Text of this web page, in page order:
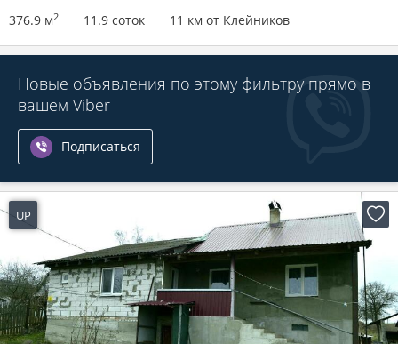
376.9 м2 11.9 соток 11 км от Клейников
Новые объявления по этому фильтру прямо в
вашем Viber
Подписаться
UP